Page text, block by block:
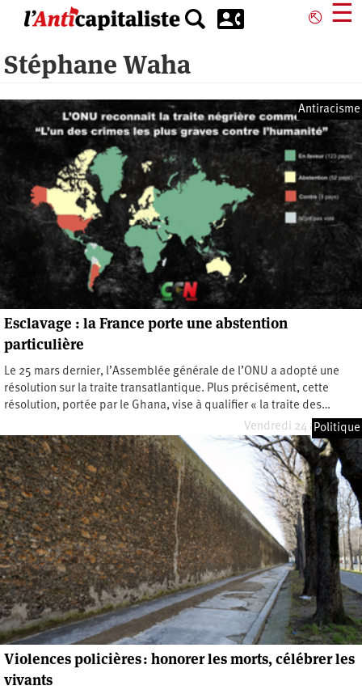
principal
⎋ ☰
Stéphane Waha
Antiracisme
Esclavage : la France porte une abstention
particulière
Le 25 mars dernier, l’Assemblée générale de l’ONU a adopté une
résolution sur la traite transatlantique. Plus précisément, cette
résolution, portée par le Ghana, vise à qualifier « la traite des…
Vendredi 24 avril 2026
Politique
Violences policières : honorer les morts, célébrer les
vivants